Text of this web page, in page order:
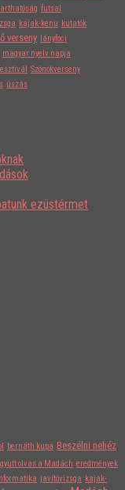
futsal
kajak-kenu kutatók
verseny lányfoci
magyar nyelv napja
Szónokverseny
úszás
ezüstérmet
bernáth kupa Beszélni nehéz
olvas a Madách eredmények
javítóvizsga kajak-